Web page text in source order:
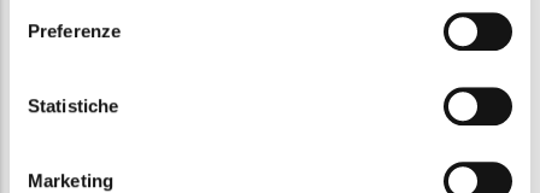
Preferenze
Statistiche
Marketing
register to the portal.
documents issued by GardaUno